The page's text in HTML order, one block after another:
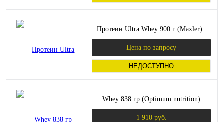
Протеин Ultra Whey 900 г (Maxler)_
Цена по запросу
НЕДОСТУПНО
Whey 838 гр (Optimum nutrition)
1 910 руб.